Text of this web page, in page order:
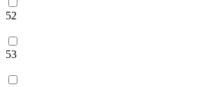
52
53